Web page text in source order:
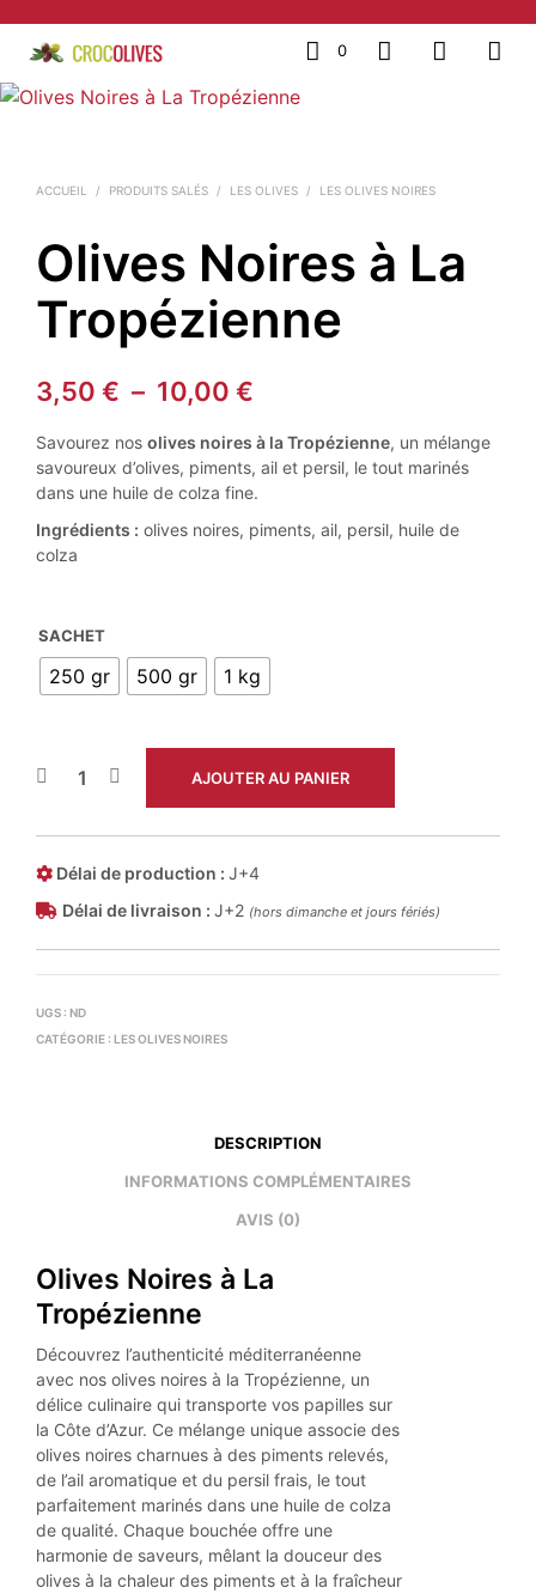
0
ACCUEIL / PRODUITS SALÉS / LES OLIVES / LES OLIVES NOIRES
Olives Noires à La
Tropézienne
3,50 € – 10,00 €
de
prix :
3,50 €
Savourez nos olives noires à la Tropézienne, un mélange
savoureux d’olives, piments, ail et persil, le tout marinés
dans une huile de colza fine.
Ingrédients : olives noires, piments, ail, persil, huile de
colza
SACHET
250 gr 500 gr 1 kg
AJOUTER AU PANIER
Délai de production : J+4
Délai de livraison : J+2 (hors dimanche et jours fériés)
UGS : ND
CATÉGORIE : LES OLIVES NOIRES
DESCRIPTION
INFORMATIONS COMPLÉMENTAIRES
AVIS (0)
Olives Noires à La
Tropézienne
Découvrez l’authenticité méditerranéenne
avec nos olives noires à la Tropézienne, un
délice culinaire qui transporte vos papilles sur
la Côte d’Azur. Ce mélange unique associe des
olives noires charnues à des piments relevés,
de l’ail aromatique et du persil frais, le tout
parfaitement marinés dans une huile de colza
de qualité. Chaque bouchée offre une
harmonie de saveurs, mêlant la douceur des
olives à la chaleur des piments et à la fraîcheur